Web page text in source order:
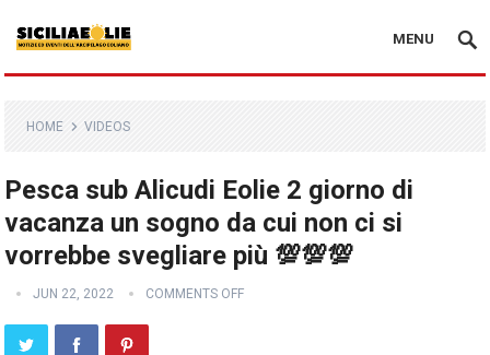
MENU
HOME VIDEOS
Pesca sub Alicudi Eolie 2 giorno di
vacanza un sogno da cui non ci si
vorrebbe svegliare più 💯💯💯
JUN 22, 2022 COMMENTS OFF